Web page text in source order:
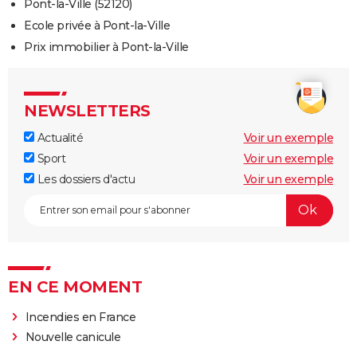
Pont-la-Ville (52120)
Ecole privée à Pont-la-Ville
Prix immobilier à Pont-la-Ville
NEWSLETTERS
Actualité
Voir un exemple
Sport
Voir un exemple
Les dossiers d'actu
Voir un exemple
EN CE MOMENT
Incendies en France
Nouvelle canicule